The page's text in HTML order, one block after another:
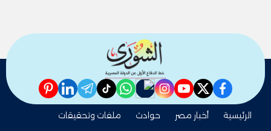
facebook
twitter
youtube
instagram
nabd
whatsapp
tiktok
telegram
linkedin
pinterest
الرئيسية أخبار مصر حوادث ملفات وتحقيقات